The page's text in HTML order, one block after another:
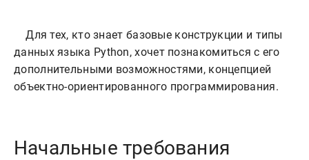
    Для тех, кто знает базовые конструкции и типы
данных языка Python, хочет познакомиться с его
дополнительными возможностями, концепцией
Начальные требования